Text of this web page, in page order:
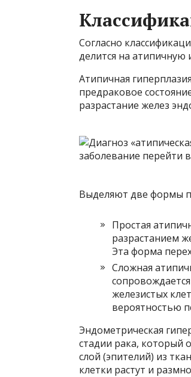
Согласно
делится на
Атипичная
предраковое
разрастание желез
Выделяют две формы
Простая
разрастанием
Эта форма
Сложная
железистых
вероятностью
Эндометрическая
стадии рака, который
слой (эпителий) из
клетки растут и